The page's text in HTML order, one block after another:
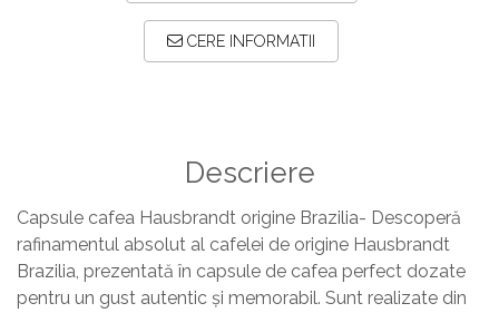
CERE INFORMATII
Descriere
Capsule cafea Hausbrandt origine Brazilia- Descoperă
rafinamentul absolut al cafelei de origine Hausbrandt
Brazilia, prezentată în capsule de cafea perfect dozate
pentru un gust autentic și memorabil. Sunt realizate din